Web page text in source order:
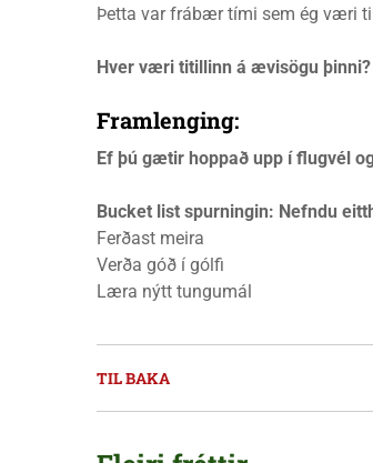
Þetta var frábær tími sem ég væri
Hver væri titillinn á ævisögu þinni?
Framlenging:
Ef þú gætir hoppað upp í flugvél
Bucket list spurningin: Nefndu
Ferðast meira
Verða góð í gólfi
Læra nýtt tungumál
TIL BAKA